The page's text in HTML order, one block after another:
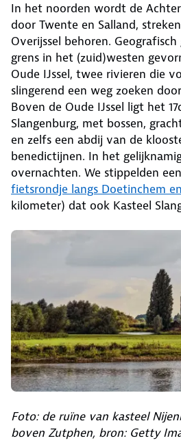
In het noorden wordt de
door Twente en Salland,
Overijssel behoren.
grens in het (zuid)westen
Oude IJssel, twee rivieren die
slingerend een weg zoeken
Boven de Oude IJssel ligt het
Slangenburg, met bossen,
en zelfs een abdij van de
benedictijnen. In het
overnachten. We stippelden een
fietsrondje langs Doetinchem
kilometer) dat ook Kasteel
Foto: de ruïne van kasteel
boven Zutphen, bron: Getty